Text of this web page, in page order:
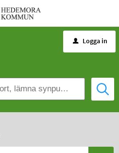
u Logga in